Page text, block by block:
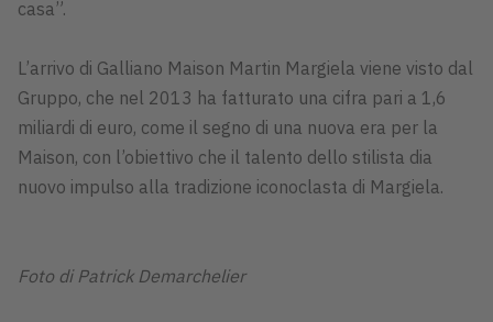
casa”.
L’arrivo di Galliano Maison Martin Margiela viene visto dal
Gruppo, che nel 2013 ha fatturato una cifra pari a 1,6
miliardi di euro, come il segno di una nuova era per la
Maison, con l’obiettivo che il talento dello stilista dia
nuovo impulso alla tradizione iconoclasta di Margiela.
Foto di Patrick Demarchelier